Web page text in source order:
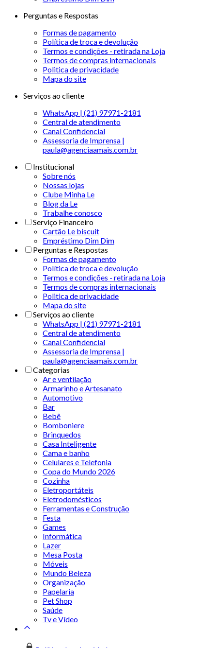
Perguntas e Respostas
Formas de pagamento
Política de troca e devolução
Termos e condições - retirada na Loja
Termos de compras internacionais
Politica de privacidade
Mapa do site
Serviços ao cliente
WhatsApp | (21) 97971-2181
Central de atendimento
Canal Confidencial
Assessoria de Imprensa |
paula@agenciaamais.com.br
Institucional
Sobre nós
Nossas lojas
Clube Minha Le
Blog da Le
Trabalhe conosco
Serviço Financeiro
Cartão Le biscuit
Empréstimo Dim Dim
Perguntas e Respostas
Formas de pagamento
Política de troca e devolução
Termos e condições - retirada na Loja
Termos de compras internacionais
Politica de privacidade
Mapa do site
Serviços ao cliente
WhatsApp | (21) 97971-2181
Central de atendimento
Canal Confidencial
Assessoria de Imprensa |
paula@agenciaamais.com.br
Categorias
Ar e ventilação
Armarinho e Artesanato
Automotivo
Bar
Bebê
Bomboniere
Brinquedos
Casa Inteligente
Cama e banho
Celulares e Telefonia
Copa do Mundo 2026
Cozinha
Eletroportáteis
Eletrodomésticos
Ferramentas e Construção
Festa
Games
Informática
Lazer
Mesa Posta
Móveis
Mundo Beleza
Organização
Papelaria
Pet Shop
Saúde
Tv e Vídeo